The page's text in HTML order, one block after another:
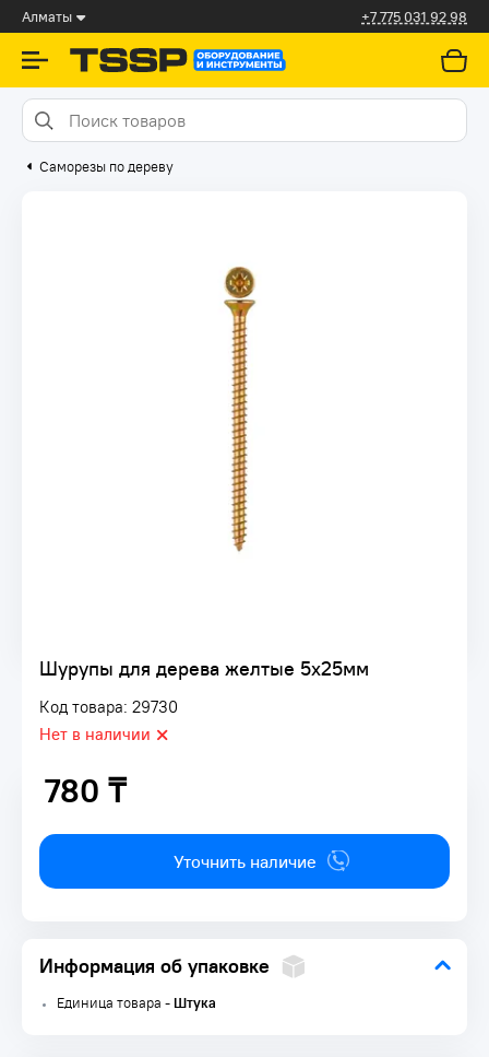
Алматы +7 775 031 92 98
Саморезы по дереву
Шурупы для дерева желтые 5х25мм
Код товара: 29730
Нет в наличии
780 ₸
780 ₸
Уточнить наличие
Информация об упаковке
Единица товара -Штука